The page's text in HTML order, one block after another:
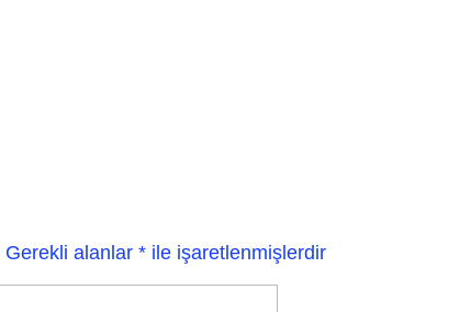
Gerekli alanlar * ile işaretlenmişlerdir